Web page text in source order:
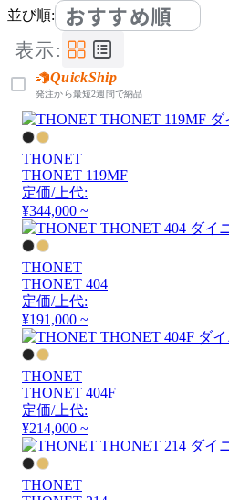
並び順: おすすめ順
表示:
QuickShip
発注から最短2週間で納品
THONET
THONET 119MF
定価/上代:
¥344,000 ~
THONET
THONET 404
定価/上代:
¥191,000 ~
THONET
THONET 404F
定価/上代:
¥214,000 ~
THONET